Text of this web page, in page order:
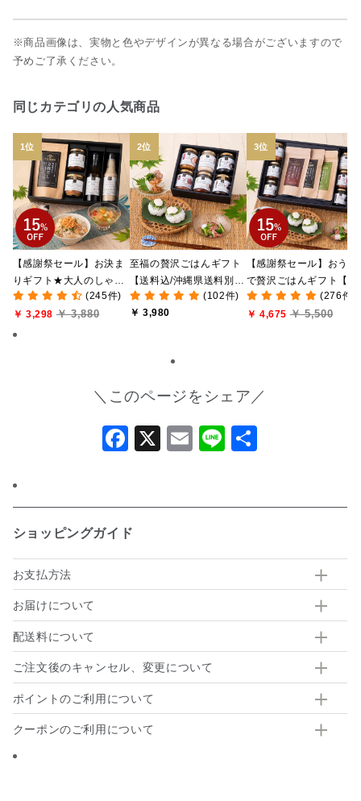
※商品画像は、実物と色やデザインが異なる場合がございますので
予めご了承ください。
同じカテゴリの人気商品
【感謝祭セール】お決ま
りギフト★大人のしゃけ
しゃけめんたい入り【送
料込/沖縄県送料別途】
【化粧箱包装付】
(245件)
￥ 3,298 ￥ 3,880
至福の贅沢ごはんギフト
【送料込/沖縄県送料別
途】【化粧箱包装付/オン
ライン限定】
(102件)
￥ 3,980
【感謝祭セール】おうち
で贅沢ごはんギフト【送
料無料/沖縄県送料別途】
【化粧箱包装付/オンライ
(276件)
￥ 4,675 ￥ 5,500
＼このページをシェア／
Facebook
X Email
Line
ショッピングガイド
お支払方法
お届けについて
配送料について
ご注文後のキャンセル、変更について
ポイントのご利用について
クーポンのご利用について